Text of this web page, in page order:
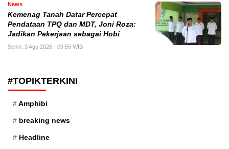
News
Kemenag Tanah Datar Percepat
Pendataan TPQ dan MDT, Joni Roza:
Jadikan Pekerjaan sebagai Hobi
Senin, 3 Agu 2026 - 09:55 WIB
#TOPIKTERKINI
Amphibi
breaking news
Headline